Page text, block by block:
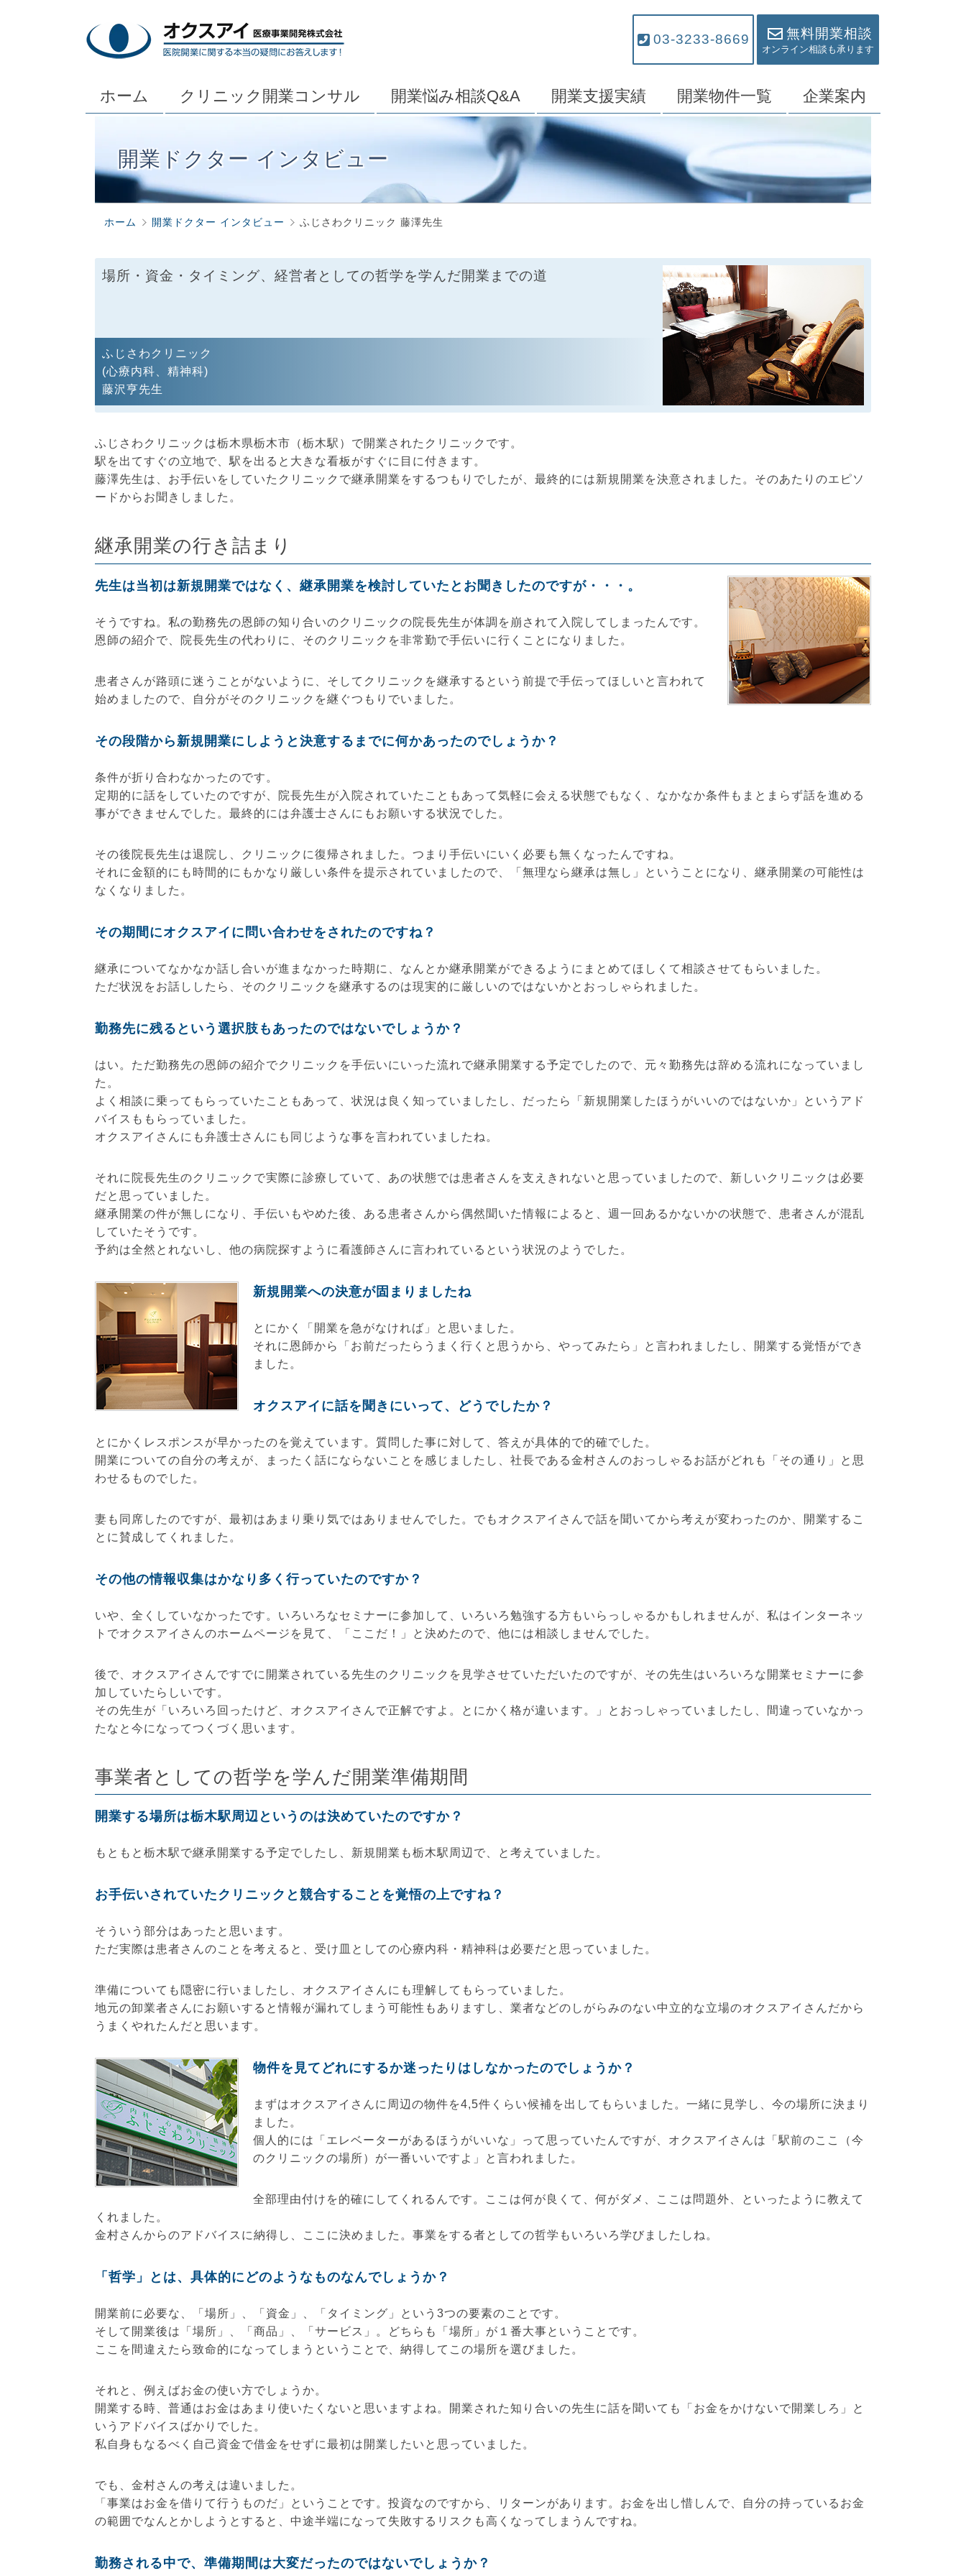
03-3233-8669 無料開業相談
オンライン相談も承ります
ホーム クリニック開業コンサル 開業悩み相談Q&A 開業支援実績 開業物件一覧 企業案内
開業ドクター インタビュー
ホーム 開業ドクター インタビュー ふじさわクリニック 藤澤先生
場所・資金・タイミング、経営者としての哲学を学んだ開業までの道
ふじさわクリニック
(心療内科、精神科)
藤沢亨先生
ふじさわクリニックは栃木県栃木市（栃木駅）で開業されたクリニックです。
駅を出てすぐの立地で、駅を出ると大きな看板がすぐに目に付きます。
藤澤先生は、お手伝いをしていたクリニックで継承開業をするつもりでしたが、最終的には新規開業を決意されました。そのあたりのエピソ
ードからお聞きしました。
継承開業の行き詰まり
先生は当初は新規開業ではなく、継承開業を検討していたとお聞きしたのですが・・・。
そうですね。私の勤務先の恩師の知り合いのクリニックの院長先生が体調を崩されて入院してしまったんです。
恩師の紹介で、院長先生の代わりに、そのクリニックを非常勤で手伝いに行くことになりました。
患者さんが路頭に迷うことがないように、そしてクリニックを継承するという前提で手伝ってほしいと言われて
始めましたので、自分がそのクリニックを継ぐつもりでいました。
その段階から新規開業にしようと決意するまでに何かあったのでしょうか？
条件が折り合わなかったのです。
定期的に話をしていたのですが、院長先生が入院されていたこともあって気軽に会える状態でもなく、なかなか条件もまとまらず話を進める
事ができませんでした。最終的には弁護士さんにもお願いする状況でした。
その後院長先生は退院し、クリニックに復帰されました。つまり手伝いにいく必要も無くなったんですね。
それに金額的にも時間的にもかなり厳しい条件を提示されていましたので、「無理なら継承は無し」ということになり、継承開業の可能性は
なくなりました。
その期間にオクスアイに問い合わせをされたのですね？
継承についてなかなか話し合いが進まなかった時期に、なんとか継承開業ができるようにまとめてほしくて相談させてもらいました。
ただ状況をお話ししたら、そのクリニックを継承するのは現実的に厳しいのではないかとおっしゃられました。
勤務先に残るという選択肢もあったのではないでしょうか？
はい。ただ勤務先の恩師の紹介でクリニックを手伝いにいった流れで継承開業する予定でしたので、元々勤務先は辞める流れになっていまし
た。
よく相談に乗ってもらっていたこともあって、状況は良く知っていましたし、だったら「新規開業したほうがいいのではないか」というアド
バイスももらっていました。
オクスアイさんにも弁護士さんにも同じような事を言われていましたね。
それに院長先生のクリニックで実際に診療していて、あの状態では患者さんを支えきれないと思っていましたので、新しいクリニックは必要
だと思っていました。
継承開業の件が無しになり、手伝いもやめた後、ある患者さんから偶然聞いた情報によると、週一回あるかないかの状態で、患者さんが混乱
していたそうです。
予約は全然とれないし、他の病院探すように看護師さんに言われているという状況のようでした。
新規開業への決意が固まりましたね
とにかく「開業を急がなければ」と思いました。
それに恩師から「お前だったらうまく行くと思うから、やってみたら」と言われましたし、開業する覚悟ができ
ました。
オクスアイに話を聞きにいって、どうでしたか？
とにかくレスポンスが早かったのを覚えています。質問した事に対して、答えが具体的で的確でした。
開業についての自分の考えが、まったく話にならないことを感じましたし、社長である金村さんのおっしゃるお話がどれも「その通り」と思
わせるものでした。
妻も同席したのですが、最初はあまり乗り気ではありませんでした。でもオクスアイさんで話を聞いてから考えが変わったのか、開業するこ
とに賛成してくれました。
その他の情報収集はかなり多く行っていたのですか？
いや、全くしていなかったです。いろいろなセミナーに参加して、いろいろ勉強する方もいらっしゃるかもしれませんが、私はインターネッ
トでオクスアイさんのホームページを見て、「ここだ！」と決めたので、他には相談しませんでした。
後で、オクスアイさんですでに開業されている先生のクリニックを見学させていただいたのですが、その先生はいろいろな開業セミナーに参
加していたらしいです。
その先生が「いろいろ回ったけど、オクスアイさんで正解ですよ。とにかく格が違います。」とおっしゃっていましたし、間違っていなかっ
たなと今になってつくづく思います。
事業者としての哲学を学んだ開業準備期間
開業する場所は栃木駅周辺というのは決めていたのですか？
もともと栃木駅で継承開業する予定でしたし、新規開業も栃木駅周辺で、と考えていました。
お手伝いされていたクリニックと競合することを覚悟の上ですね？
そういう部分はあったと思います。
ただ実際は患者さんのことを考えると、受け皿としての心療内科・精神科は必要だと思っていました。
準備についても隠密に行いましたし、オクスアイさんにも理解してもらっていました。
地元の卸業者さんにお願いすると情報が漏れてしまう可能性もありますし、業者などのしがらみのない中立的な立場のオクスアイさんだから
うまくやれたんだと思います。
物件を見てどれにするか迷ったりはしなかったのでしょうか？
まずはオクスアイさんに周辺の物件を4,5件くらい候補を出してもらいました。一緒に見学し、今の場所に決まり
ました。
個人的には「エレベーターがあるほうがいいな」って思っていたんですが、オクスアイさんは「駅前のここ（今
のクリニックの場所）が一番いいですよ」と言われました。
全部理由付けを的確にしてくれるんです。ここは何が良くて、何がダメ、ここは問題外、といったように教えて
くれました。
金村さんからのアドバイスに納得し、ここに決めました。事業をする者としての哲学もいろいろ学びましたしね。
「哲学」とは、具体的にどのようなものなんでしょうか？
開業前に必要な、「場所」、「資金」、「タイミング」という3つの要素のことです。
そして開業後は「場所」、「商品」、「サービス」。どちらも「場所」が１番大事ということです。
ここを間違えたら致命的になってしまうということで、納得してこの場所を選びました。
それと、例えばお金の使い方でしょうか。
開業する時、普通はお金はあまり使いたくないと思いますよね。開業された知り合いの先生に話を聞いても「お金をかけないで開業しろ」と
いうアドバイスばかりでした。
私自身もなるべく自己資金で借金をせずに最初は開業したいと思っていました。
でも、金村さんの考えは違いました。
「事業はお金を借りて行うものだ」ということです。投資なのですから、リターンがあります。お金を出し惜しんで、自分の持っているお金
の範囲でなんとかしようとすると、中途半端になって失敗するリスクも高くなってしまうんですね。
勤務される中で、準備期間は大変だったのではないでしょうか？